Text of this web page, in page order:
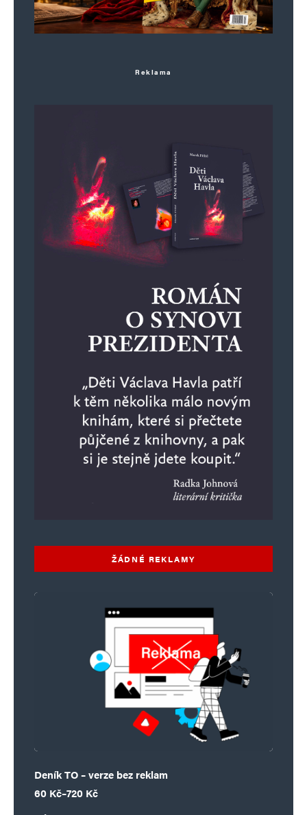
Reklama
ŽÁDNÉ REKLAMY
Deník TO – verze bez reklam
60 Kč–720 Kč
Rozpětí cen: 60 Kč až 720 Kč